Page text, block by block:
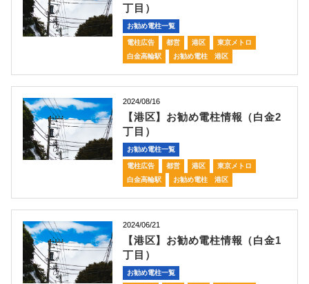
丁目）
お勧め電柱一覧
電柱広告 都営 港区
東京メトロ
白金高輪駅
お勧め電柱 港区
2024/08/16
【港区】お勧め電柱情報（白金2
丁目）
お勧め電柱一覧
電柱広告 都営 港区
東京メトロ
白金高輪駅
お勧め電柱 港区
2024/06/21
【港区】お勧め電柱情報（白金1
丁目）
お勧め電柱一覧